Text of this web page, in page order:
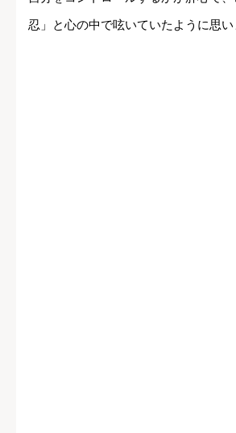
忍」と心の中で呟いていたように思い